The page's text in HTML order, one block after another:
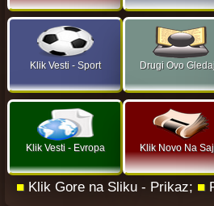
Klik Vesti - Sport Drugi Ovo
Klik Vesti - Evropa Klik Novo Na
■ Klik Gore na Sliku - Prikaz; ■